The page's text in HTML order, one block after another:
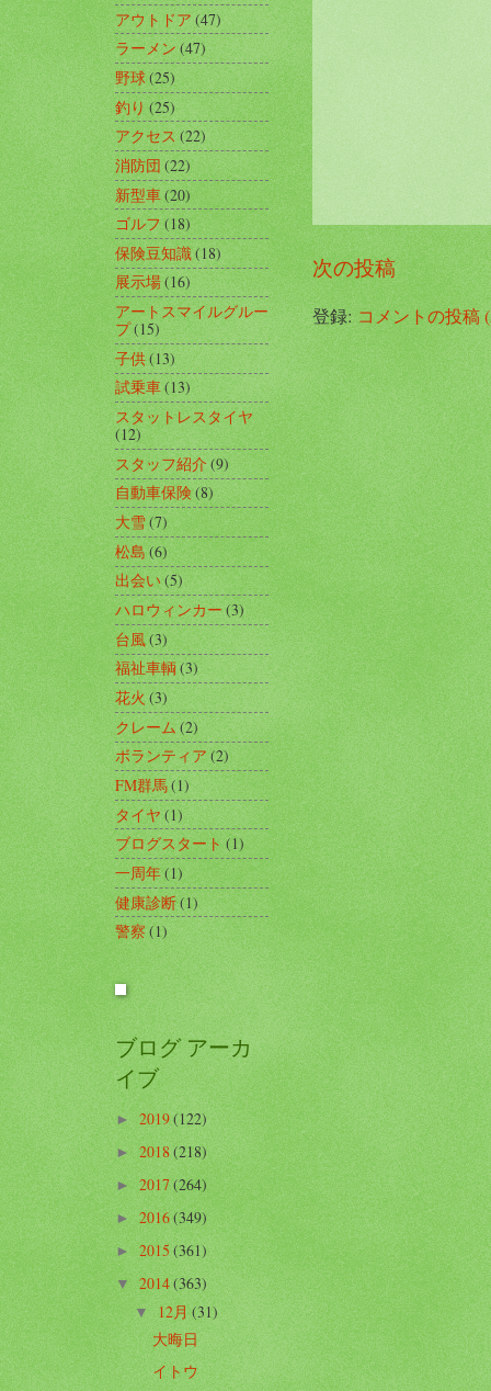
次の投稿
登録:コメントの投稿
アウトドア(47)
ラーメン(47)
野球(25)
釣り(25)
アクセス(22)
消防団(22)
新型車(20)
ゴルフ(18)
保険豆知識(18)
展示場(16)
アートスマイルグルー
プ(15)
子供(13)
試乗車(13)
スタットレスタイヤ
(12)
スタッフ紹介(9)
自動車保険(8)
大雪(7)
松島 (6)
出会い(5)
ハロウィンカー(3)
台風(3)
福祉車輌 (3)
花火(3)
クレーム(2)
ボランティア(2)
FM群馬(1)
タイヤ(1)
ブログスタート(1)
一周年(1)
健康診断(1)
警察 (1)
ブログ アーカ
イブ
►2019(122)
► 2018(218)
►2017(264)
►2016(349)
►2015(361)
▼2014(363)
▼ 12月(31)
大晦日
イトウ